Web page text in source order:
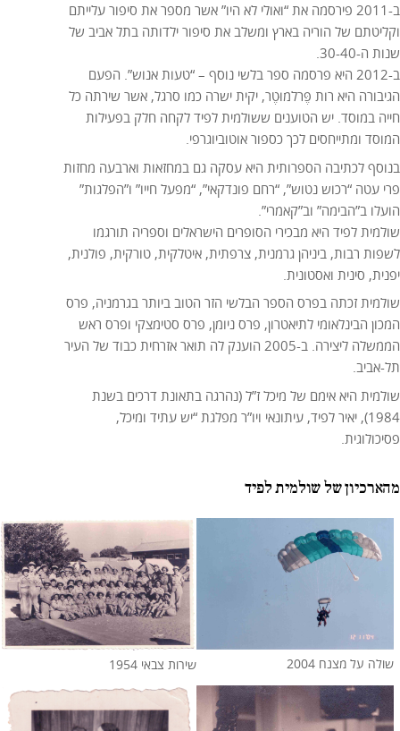
ב-2011 פירסמה את “ואולי לא היו” אשר מספר את סיפור עלייתם
וקליטתם של הוריה בארץ ומשלב את סיפור ילדותה בתל אביב של
שנות ה-30-40.
ב-2012 היא פרסמה ספר בלשי נוסף – “טעות אנוש”. הפעם
הגיבורה היא רות פֶּרלמוּטֶר, יקית ישרה כמו סרגל, אשר שירתה כל
חייה במוסד. יש הטוענים ששולמית לפיד לקחה חלק בפעילות
המוסד ומתייחסים לכך כספור אוטוביוגרפי.
בנוסף לכתיבה הספרותית היא עסקה גם במחזאות וארבעה מחזות
פרי עטה “רכוש נטוש”, “רחם פונדקאי”, “מפעל חייו” ו”הפלגות”
הועלו ב”הבימה” וב”קאמרי”.
שולמית לפיד היא מבכירי הסופרים הישראלים וספריה תורגמו
לשפות רבות, ביניהן גרמנית, צרפתית, איטלקית, טורקית, פולנית,
יפנית, סינית ואסטונית.
שולמית זכתה בפרס הספר הבלשי הזר הטוב ביותר בגרמניה, פרס
המכון הבינלאומי לתיאטרון, פרס ניומן, פרס סטימצקי ופרס ראש
הממשלה ליצירה. ב-2005 הוענק לה תואר אזרחית כבוד של העיר
תל-אביב.
שולמית היא אימם של מיכל ז”ל (נהרגה בתאונת דרכים בשנת
1984), יאיר לפיד, עיתונאי ויו”ר מפלגת “יש עתיד ומיכל,
פסיכולוגית.
מהארכיון של שולמית לפיד
שירות צבאי 1954 שולה על מצנח 2004